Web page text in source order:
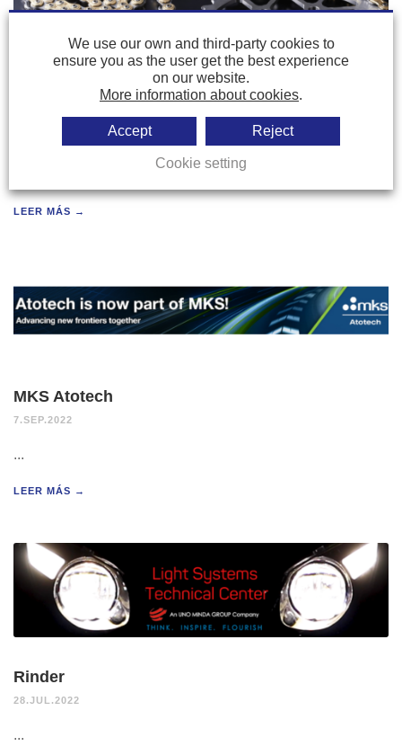
Daido Kogyo
LEER MÁS →
MKS Atotech
7.SEP.2022
...
LEER MÁS →
Rinder
28.JUL.2022
...
We use our own and third-party cookies to
ensure you as the user get the best experience
on our website.
More information about cookies.
Accept Reject
Cookie setting